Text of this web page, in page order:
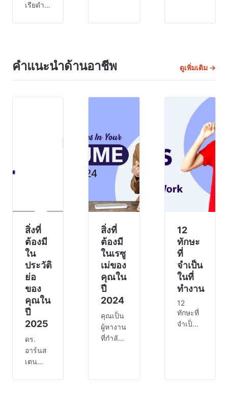
เรียดำ
ของเธอ
ด้วยทีมผู้
สเปรดชีต
ที่ใช้ร่วม
กัน ร
ผ่านไปสู่
เพิ่งจะ
และ
ดีกว่ากัน
การ
ทำความ
เข้าใจ
คำย่อทั้ง
ดังนั้น
พยายาม
เพื่อการ
และการ
พัฒนา
ของ
บริษัท
คุณจะ
ถูกทิ้งไว้
ข้างหลัง
ในขณะ
ที่การ
คำแนะนำด้านอาชีพ ดูเพิ่มเติม →
สิ่งที่
ต้องมี
ใน
ประวัติ
ย่อ
ของ
คุณใน
ปี
2025
ดร.
อาร์นส
เตน
สิ่งที่
ต้องมี
ในเรซู
เม่ของ
คุณใน
ปี
2024
คุณเป็น
ผู้หางาน
ที่กำลัง
หรือ
12
ทักษะ
ที่
จำเป็น
ในที่
ทำงาน
12
ทักษะที่
จำเป็น
อย่างที่